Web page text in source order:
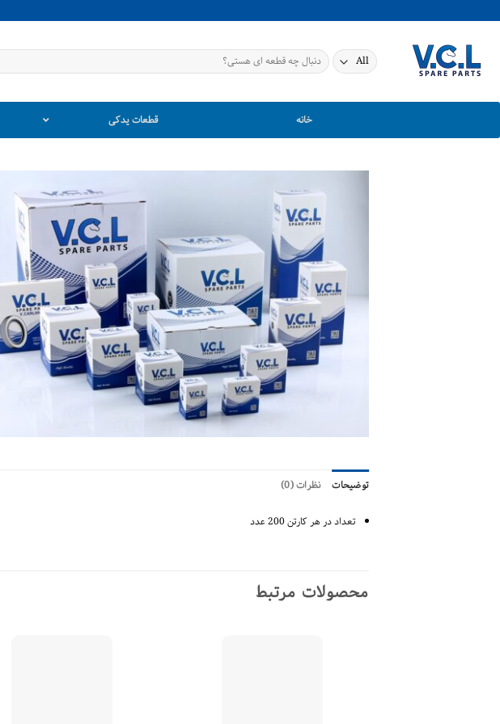
to
جستجو
برای:
خانه قطعات یدکی
توضیحات نظرات (0)
تعداد در هر کارتن 200 عدد
محصولات مرتبط